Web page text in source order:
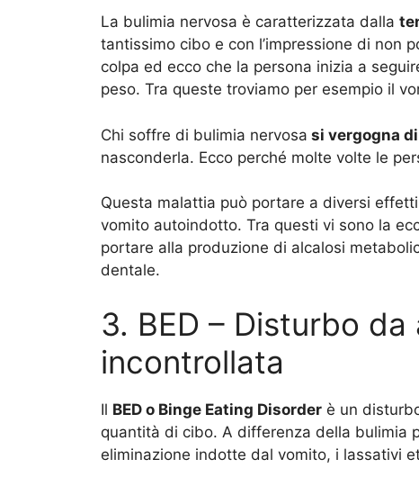
La bulimia nervosa è caratterizzata dalla
tantissimo cibo e con l’impressione di non
colpa ed ecco che la persona inizia a
peso. Tra queste troviamo per esempio il
Chi soffre di bulimia nervosa si vergogna
nasconderla. Ecco perché molte volte le
Questa malattia può portare a diversi
vomito autoindotto. Tra questi vi sono la
portare alla produzione di alcalosi
dentale.
3. BED – Disturbo
incontrollata
Il BED o Binge Eating Disorder è un
quantità di cibo. A differenza della bulimia
eliminazione indotte dal vomito, i lassativi